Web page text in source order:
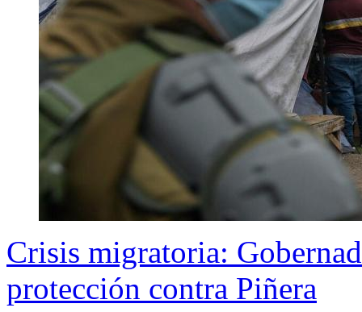
Crisis migratoria:
protección contra Piñera